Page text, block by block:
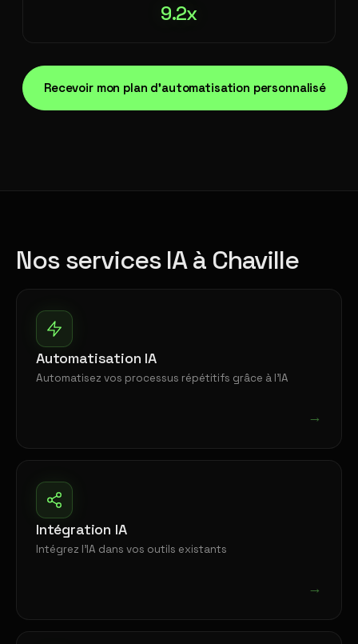
9.2x
Recevoir mon plan d'automatisation personnalisé
Nos services IA à Chaville
Automatisation IA
Automatisez vos processus répétitifs grâce à l'IA
→
Intégration IA
Intégrez l'IA dans vos outils existants
→